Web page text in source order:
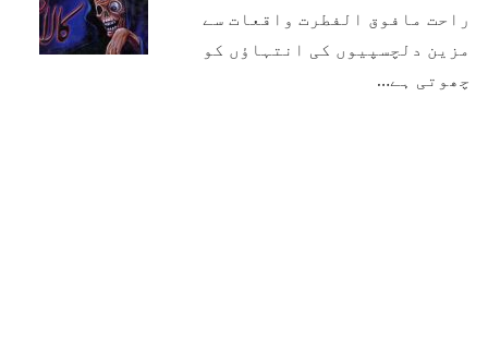
راحت مافوق الفطرت واقعات سے
مزین دلچسپیوں کی انتہاؤں کو
چھوتی ہے…